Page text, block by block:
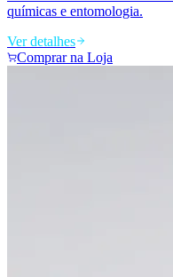
químicas e entomologia.
Ver detalhes
Comprar na Loja